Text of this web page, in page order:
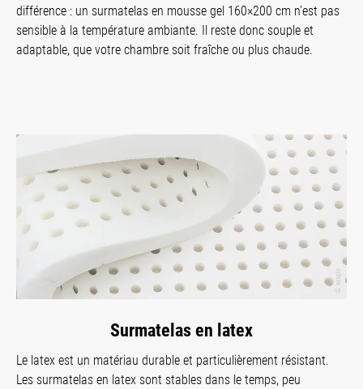
différence : un surmatelas en mousse gel 160×200 cm n’est pas
sensible à la température ambiante. Il reste donc souple et
adaptable, que votre chambre soit fraîche ou plus chaude.
Surmatelas en latex
Le latex est un matériau durable et particulièrement résistant.
Les surmatelas en latex sont stables dans le temps, peu